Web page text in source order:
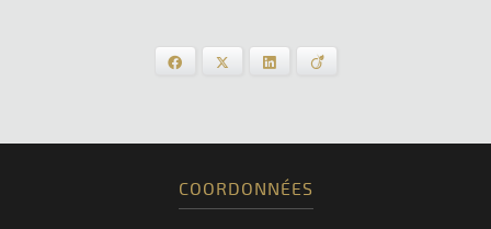
Facebook LinkedIn
COORDONNÉES